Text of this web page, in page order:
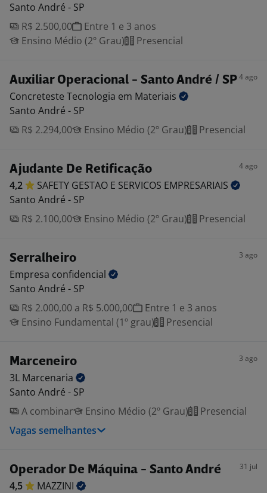
Santo André - SP
R$ 2.500,00
Entre 1 e 3 anos
Ensino Médio (2º Grau)
Presencial
Auxiliar Operacional - Santo André / SP4 ago
Concreteste Tecnologia em Materiais
Santo André - SP
R$ 2.294,00
Ensino Médio (2º Grau) Presencial
Ajudante De Retificação 4 ago
4,2 SAFETY GESTAO E SERVICOS EMPRESARIAIS
Santo André - SP
R$ 2.100,00
Ensino Médio (2º Grau) Presencial
Serralheiro 3 ago
Empresa confidencial
Santo André - SP
R$ 2.000,00 a R$ 5.000,00
Entre 1 e 3 anos
Ensino Fundamental (1º grau)
Presencial
Marceneiro 3 ago
3L Marcenaria
Santo André - SP
A combinar
Ensino Médio (2º Grau)
Presencial
Vagas semelhantes
Operador De Máquina - Santo André 31 jul
4,5
MAZZINI